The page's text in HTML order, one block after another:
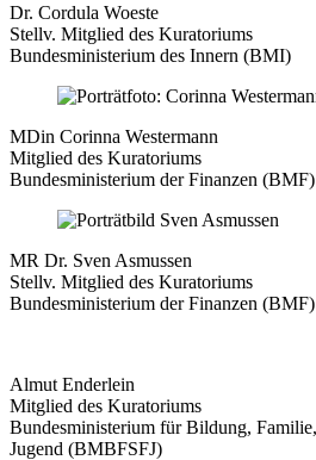
Dr. Cordula Woeste
Stellv. Mitglied des Kuratoriums
Bundesministerium des Innern (BMI)
MDin Corinna Westermann
Mitglied des Kuratoriums
Bundesministerium der Finanzen (BMF)
MR Dr. Sven Asmussen
Stellv. Mitglied des Kuratoriums
Bundesministerium der Finanzen (BMF)
Almut Enderlein
Mitglied des Kuratoriums
Bundesministerium für Bildung,
Jugend (BMBFSFJ)